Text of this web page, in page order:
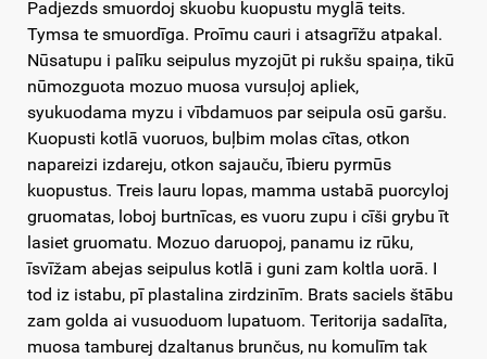
Padjezds smuordoj skuobu kuopustu myglā teits.
Tymsa te smuordīga. Proīmu cauri i atsagrīžu atpakal.
Nūsatupu i palīku seipulus myzojūt pi rukšu spaiņa, tikū
nūmozguota mozuo muosa vursuļoj apliek,
syukuodama myzu i vībdamuos par seipula osū garšu.
Kuopusti kotlā vuoruos, buļbim molas cītas, otkon
napareizi izdareju, otkon sajauču, ībieru pyrmūs
kuopustus. Treis lauru lopas, mamma ustabā puorcyloj
gruomatas, loboj burtnīcas, es vuoru zupu i cīši grybu īt
lasiet gruomatu. Mozuo daruopoj, panamu iz rūku,
īsvīžam abejas seipulus kotlā i guni zam koltla uorā. I
tod iz istabu, pī plastalina zirdzinīm. Brats saciels štābu
zam golda ai vusuoduom lupatuom. Teritorija sadalīta,
muosa tamburej dzaltanus brunčus, nu komulīm tak